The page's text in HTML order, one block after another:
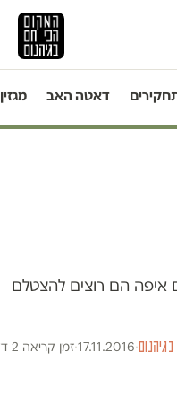
דאטה האב מגזין
איפה הם רוצים להצטלם
·
17.11.2016
·זמן קריאה 2 דק׳